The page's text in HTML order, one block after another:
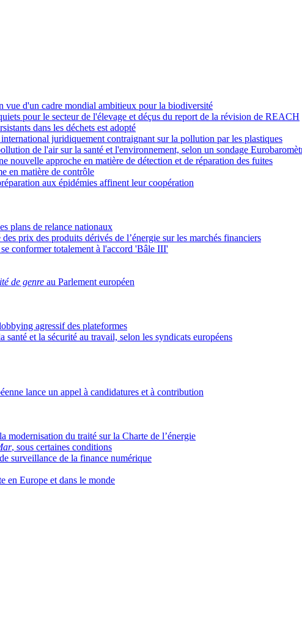
vue d'un cadre mondial ambitieux pour la biodiversité
pour le secteur de l'élevage et déçus du report de la révision de REACH
dans les déchets est adopté
juridiquement contraignant sur la pollution par les plastiques
de l'air sur la santé et l'environnement, selon un sondage
nouvelle approche en matière de détection et de réparation des fuites
en matière de contrôle
aux épidémies affinent leur coopération
plans de relance nationaux
prix des produits dérivés de l’énergie sur les marchés financiers
conformer totalement à l'accord 'Bâle III'
de genre au Parlement européen
agressif des plateformes
et la sécurité au travail, selon les syndicats européens
lance un appel à candidatures et à contribution
modernisation du traité sur la Charte de l’énergie
, sous certaines conditions
surveillance de la finance numérique
en Europe et dans le monde